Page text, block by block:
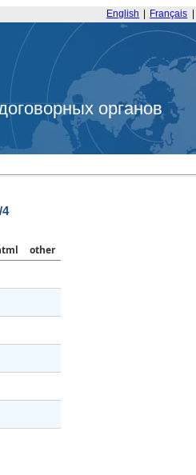
English Français
органов
other